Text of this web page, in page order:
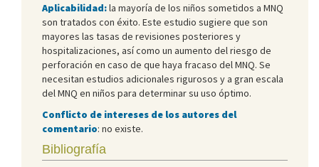
Aplicabilidad:la mayoría de los niños sometidos a MNQ
son tratados con éxito. Este estudio sugiere que son
mayores las tasas de revisiones posteriores y
hospitalizaciones, así como un aumento del riesgo de
perforación en caso de que haya fracaso del MNQ. Se
necesitan estudios adicionales rigurosos y a gran escala
del MNQ en niños para determinar su uso óptimo.
Conflicto de intereses de los autores del
comentario: no existe.
Bibliografía